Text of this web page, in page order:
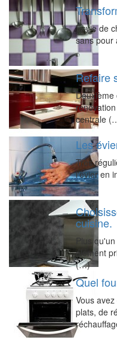
Envie de
sans pour
Refaire
centrale
Les
Très
l'évier en
cuisine.
Plus
élément
(…)
Quel
Vous
plats, de